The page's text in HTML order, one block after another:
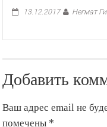
13.12.2017 Негмат
Добавить
Ваш адрес email не
помечены *